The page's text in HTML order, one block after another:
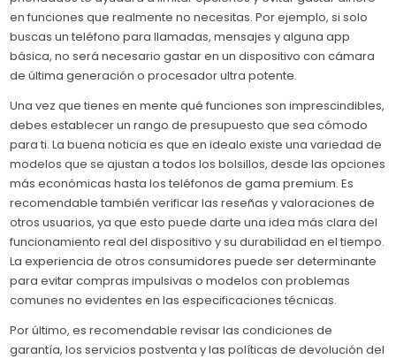
en funciones que realmente no necesitas. Por ejemplo, si solo
buscas un teléfono para llamadas, mensajes y alguna app
básica, no será necesario gastar en un dispositivo con cámara
de última generación o procesador ultra potente.
Una vez que tienes en mente qué funciones son imprescindibles,
debes establecer un rango de presupuesto que sea cómodo
para ti. La buena noticia es que en idealo existe una variedad de
modelos que se ajustan a todos los bolsillos, desde las opciones
más económicas hasta los teléfonos de gama premium. Es
recomendable también verificar las reseñas y valoraciones de
otros usuarios, ya que esto puede darte una idea más clara del
funcionamiento real del dispositivo y su durabilidad en el tiempo.
La experiencia de otros consumidores puede ser determinante
para evitar compras impulsivas o modelos con problemas
comunes no evidentes en las especificaciones técnicas.
Por último, es recomendable revisar las condiciones de
garantía, los servicios postventa y las políticas de devolución del